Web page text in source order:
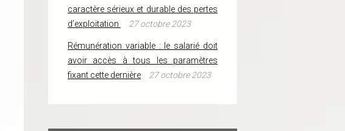
caractère sérieux et durable des pertes
d’exploitation
27 octobre 2023
Rémunération variable : le salarié doit
avoir accès à tous les paramètres
fixant cette dernière
27 octobre 2023